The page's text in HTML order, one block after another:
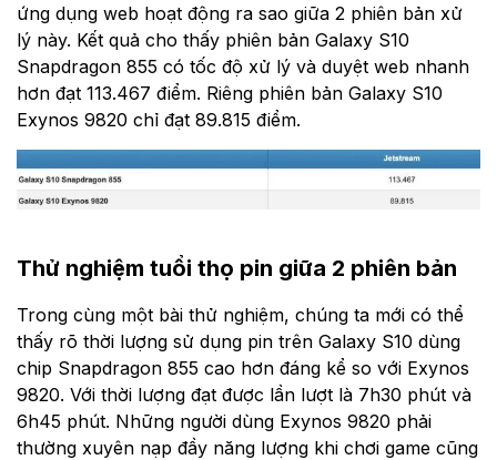
ứng dụng web hoạt động ra sao giữa 2 phiên bản xử
lý này. Kết quả cho thấy phiên bản Galaxy S10
Snapdragon 855 có tốc độ xử lý và duyệt web nhanh
hơn đạt 113.467 điểm. Riêng phiên bản Galaxy S10
Exynos 9820 chỉ đạt 89.815 điểm.
Thử nghiệm tuổi thọ pin giữa 2 phiên bản
Trong cùng một bài thử nghiệm, chúng ta mới có thể
thấy rõ thời lượng sử dụng pin trên Galaxy S10 dùng
chip Snapdragon 855 cao hơn đáng kể so với Exynos
9820. Với thời lượng đạt được lần lượt là 7h30 phút và
6h45 phút. Những người dùng Exynos 9820 phải
thường xuyên nạp đầy năng lượng khi chơi game cũng